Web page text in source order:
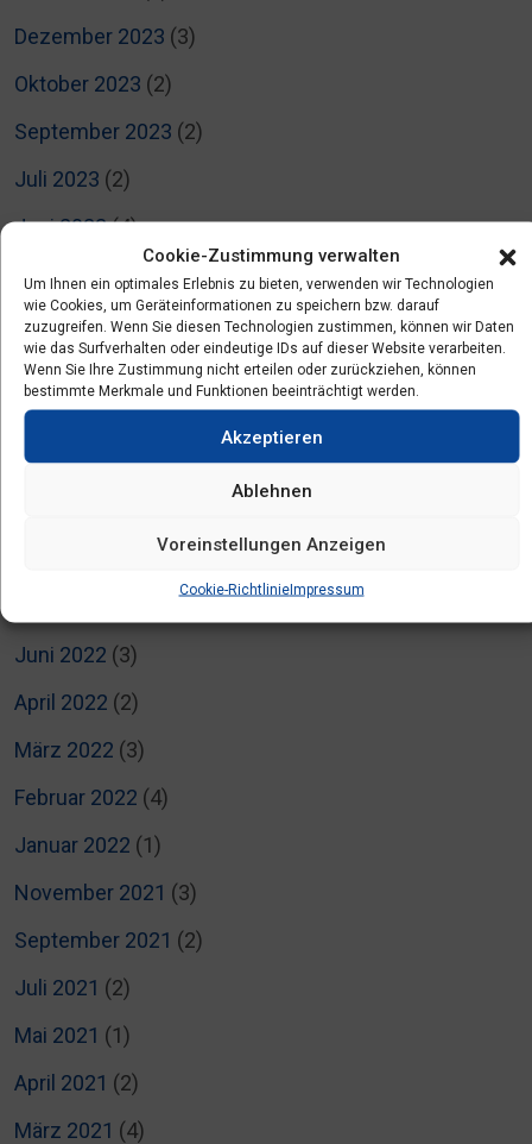
Cookie-Zustimmung verwalten
Um Ihnen ein optimales Erlebnis zu bieten, verwenden wir Technologien
wie Cookies, um Geräteinformationen zu speichern bzw. darauf
zuzugreifen. Wenn Sie diesen Technologien zustimmen, können wir Daten
wie das Surfverhalten oder eindeutige IDs auf dieser Website verarbeiten.
Wenn Sie Ihre Zustimmung nicht erteilen oder zurückziehen, können
bestimmte Merkmale und Funktionen beeinträchtigt werden.
Akzeptieren
Ablehnen
Voreinstellungen Anzeigen
Cookie-RichtlinieImpressum
Dezember 2023 (3)
Oktober 2023 (2)
September 2023 (2)
Juli 2023 (2)
Juni 2023(4)
Mai 2023 (5)
April 2023(6)
März 2023(6)
Januar 2023(1)
Dezember 2022(1)
(1)
Juni 2022 (3)
April 2022 (2)
März 2022 (3)
Februar 2022 (4)
Januar 2022 (1)
November 2021 (3)
September 2021 (2)
Juli 2021 (2)
Mai 2021 (1)
April 2021 (2)
März 2021 (4)